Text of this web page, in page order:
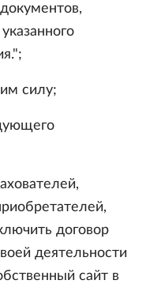
силу;
договор
деятельности
сайт в